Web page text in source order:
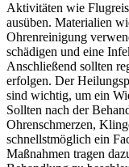
Aktivitäten wie
ausüben. Materialien
Ohrenreinigung
schädigen und eine
Anschließend sollten
erfolgen. Der
sind wichtig, um ein
Sollten nach der
Ohrenschmerzen,
schnellstmöglich ein
Maßnahmen tragen